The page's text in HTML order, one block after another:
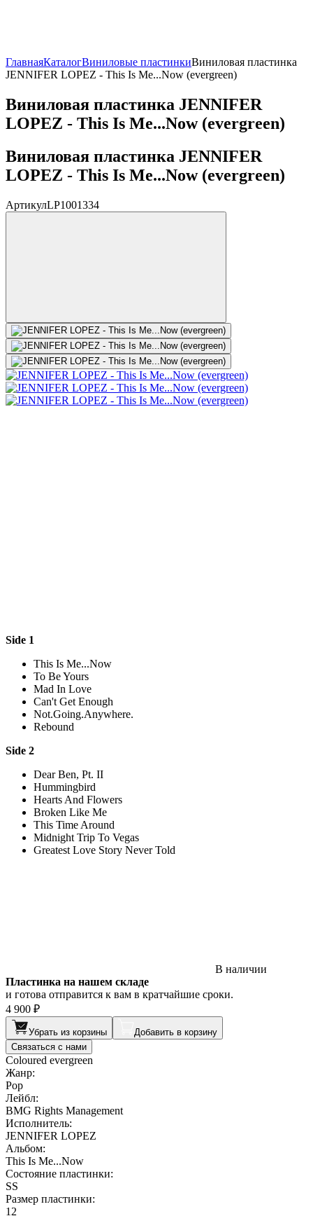
ГлавнаяКаталогВиниловые пластинкиВиниловая пластинка
JENNIFER LOPEZ - This Is Me...Now (evergreen)
Виниловая пластинка JENNIFER
LOPEZ - This Is Me...Now (evergreen)
Виниловая пластинка JENNIFER
LOPEZ - This Is Me...Now (evergreen)
АртикулLP1001334
Side 1
This Is Me...Now
To Be Yours
Mad In Love
Can't Get Enough
Not.Going.Anywhere.
Rebound
Side 2
Dear Ben, Pt. II
Hummingbird
Hearts And Flowers
Broken Like Me
This Time Around
Midnight Trip To Vegas
Greatest Love Story Never Told
В наличии
Пластинка на нашем складе
и готова отправится к вам в кратчайшие сроки.
4 900 ₽
Убрать из корзины
Добавить в корзину
Связаться с нами
Coloured evergreen
Жанр:
Pop
Лейбл:
BMG Rights Management
Исполнитель:
JENNIFER LOPEZ
Альбом:
This Is Me...Now
Состояние пластинки:
SS
Размер пластинки:
12